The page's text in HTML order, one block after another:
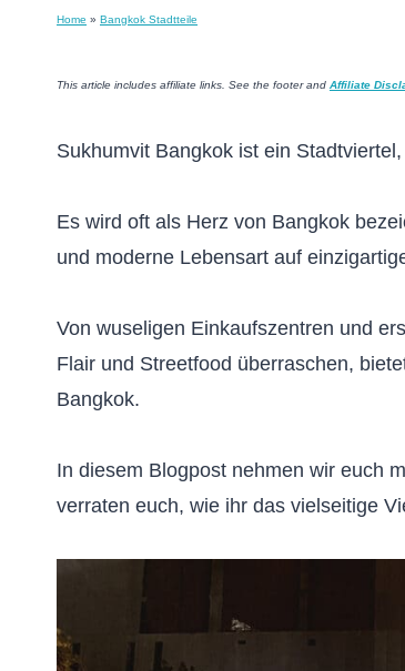
Home » Bangkok Stadtteile
This article includes affiliate links. See the footer and Affiliate
Sukhumvit Bangkok ist ein
Es wird oft als Herz von Bangkok
und moderne Lebensart auf
Von wuseligen Einkaufszentren und
Flair und Streetfood überraschen,
Bangkok.
In diesem Blogpost nehmen wir euch
verraten euch, wie ihr das vielseitige